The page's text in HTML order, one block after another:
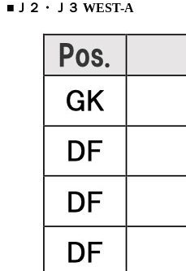
■Ｊ２・Ｊ３ WEST-A